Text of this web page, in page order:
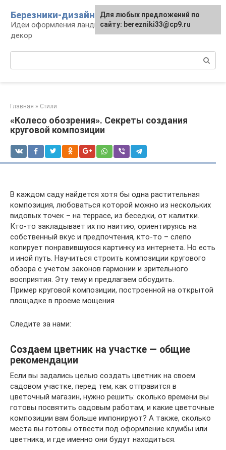
контенту
Березники-дизайн
Идеи оформления ландшафта, сооружения и
декор
Главная » Стили
«Колесо обозрения». Секреты создания
круговой композиции
В каждом саду найдется хотя бы одна растительная
композиция, любоваться которой можно из нескольких
видовых точек – на террасе, из беседки, от калитки.
Кто-то закладывает их по наитию, ориентируясь на
собственный вкус и предпочтения, кто-то – слепо
копирует понравившуюся картинку из интернета. Но есть
и иной путь. Научиться строить композиции кругового
обзора с учетом законов гармонии и зрительного
восприятия. Эту тему и предлагаем обсудить.
Пример круговой композиции, построенной на открытой
площадке в проеме мощения
Cледите за нами:
Создаем цветник на участке — общие
рекомендации
Если вы задались целью создать цветник на своем
садовом участке, перед тем, как отправится в
цветочный магазин, нужно решить: сколько времени вы
готовы посвятить садовым работам, и какие цветочные
композиции вам больше импонируют? А также, сколько
места вы готовы отвести под оформление клумбы или
цветника, и где именно они будут находиться.
Для любых предложений по
сайту: berezniki33@cp9.ru